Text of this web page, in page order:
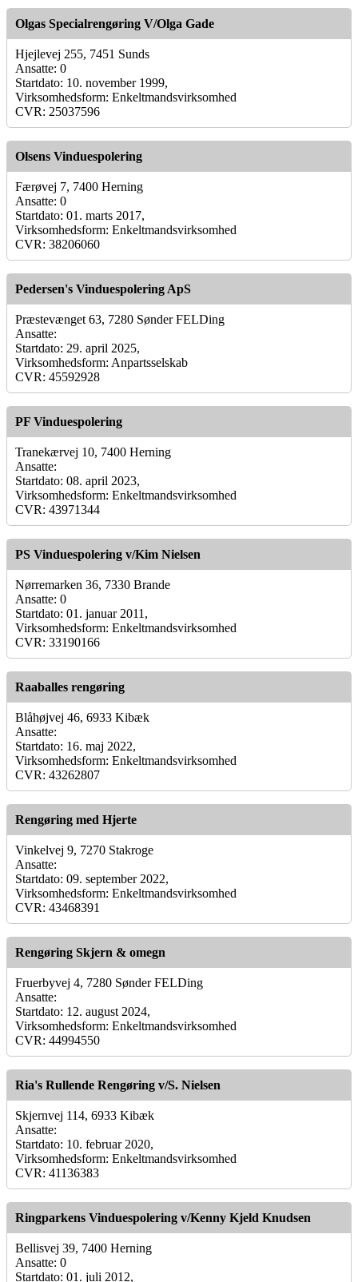
Olgas Specialrengøring V/Olga Gade
Hjejlevej 255, 7451 Sunds
Ansatte: 0
Startdato: 10. november 1999,
Virksomhedsform: Enkeltmandsvirksomhed
CVR: 25037596
Olsens Vinduespolering
Færøvej 7, 7400 Herning
Ansatte: 0
Startdato: 01. marts 2017,
Virksomhedsform: Enkeltmandsvirksomhed
CVR: 38206060
Pedersen's Vinduespolering ApS
Præstevænget 63, 7280 Sønder FELDing
Ansatte:
Startdato: 29. april 2025,
Virksomhedsform: Anpartsselskab
CVR: 45592928
PF Vinduespolering
Tranekærvej 10, 7400 Herning
Ansatte:
Startdato: 08. april 2023,
Virksomhedsform: Enkeltmandsvirksomhed
CVR: 43971344
PS Vinduespolering v/Kim Nielsen
Nørremarken 36, 7330 Brande
Ansatte: 0
Startdato: 01. januar 2011,
Virksomhedsform: Enkeltmandsvirksomhed
CVR: 33190166
Raaballes rengøring
Blåhøjvej 46, 6933 Kibæk
Ansatte:
Startdato: 16. maj 2022,
Virksomhedsform: Enkeltmandsvirksomhed
CVR: 43262807
Rengøring med Hjerte
Vinkelvej 9, 7270 Stakroge
Ansatte:
Startdato: 09. september 2022,
Virksomhedsform: Enkeltmandsvirksomhed
CVR: 43468391
Rengøring Skjern & omegn
Fruerbyvej 4, 7280 Sønder FELDing
Ansatte:
Startdato: 12. august 2024,
Virksomhedsform: Enkeltmandsvirksomhed
CVR: 44994550
Ria's Rullende Rengøring v/S. Nielsen
Skjernvej 114, 6933 Kibæk
Ansatte:
Startdato: 10. februar 2020,
Virksomhedsform: Enkeltmandsvirksomhed
CVR: 41136383
Ringparkens Vinduespolering v/Kenny Kjeld Knudsen
Bellisvej 39, 7400 Herning
Ansatte: 0
Startdato: 01. juli 2012,